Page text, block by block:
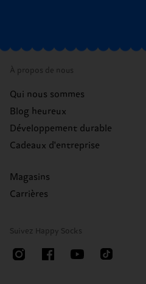
À propos de nous
Qui nous sommes
Blog heureux
Développement durable
Cadeaux d'entreprise
Magasins
Carrières
Suivez Happy Socks